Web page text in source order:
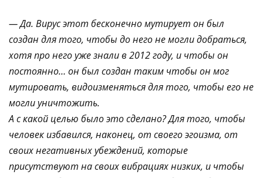
— Да. Вирус этот бесконечно мутирует он был
создан для того, чтобы до него не могли добраться,
хотя про него уже знали в 2012 году, и чтобы он
постоянно… он был создан таким чтобы он мог
мутировать, видоизменяться для того, чтобы его не
могли уничтожить.
А с какой целью было это сделано? Для того, чтобы
человек избавился, наконец, от своего эгоизма, от
своих негативных убеждений, которые
присутствуют на своих вибрациях низких, и чтобы